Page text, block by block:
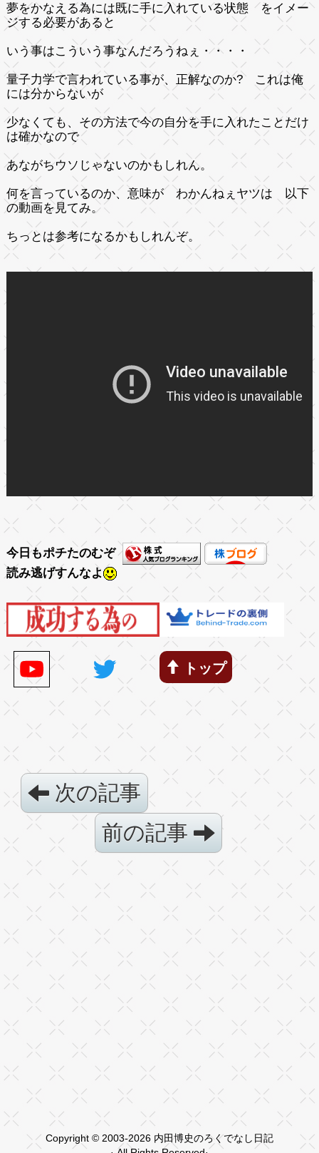
夢をかなえる為には既に手に入れている状態 をイメー
ジする必要があると
いう事はこういう事なんだろうねぇ・・・・
量子力学で言われている事が、正解なのか? これは俺
には分からないが
少なくても、その方法で今の自分を手に入れたことだけ
は確かなので
あながちウソじゃないのかもしれん。
何を言っているのか、意味が わかんねぇヤツは 以下
の動画を見てみ。
ちっとは参考になるかもしれんぞ。
今日もポチたのむぞ
読み逃げすんなよ
トップ
次の記事
前の記事
Copyright © 2003-2026 内田博史のろくでなし日記